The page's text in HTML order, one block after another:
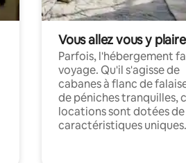
Vous allez vous y plaire
Parfois, l'hébergement
voyage. Qu'il s'agisse de
cabanes à flanc de
de péniches tranquilles,
locations sont dotées de
caractéristiques uniques.